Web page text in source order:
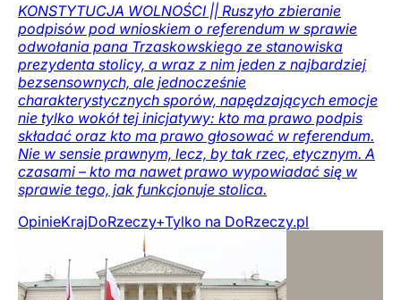
KONSTYTUCJA WOLNOŚCI || Ruszyło zbieranie
podpisów pod wnioskiem o referendum w sprawie
odwołania pana Trzaskowskiego ze stanowiska
prezydenta stolicy, a wraz z nim jeden z najbardziej
bezsensownych, ale jednocześnie
charakterystycznych sporów, napędzających emocje
nie tylko wokół tej inicjatywy: kto ma prawo podpis
składać oraz kto ma prawo głosować w referendum.
Nie w sensie prawnym, lecz, by tak rzec, etycznym. A
czasami – kto ma nawet prawo wypowiadać się w
sprawie tego, jak funkcjonuje stolica.
OpinieKrajDoRzeczy+Tylko na DoRzeczy.pl